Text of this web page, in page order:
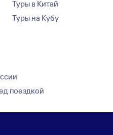
Туры в Китай
Туры на Кубу
поездкой